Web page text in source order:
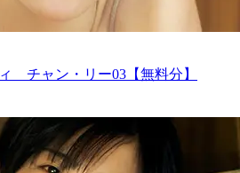
チャン・リー03【無料分】